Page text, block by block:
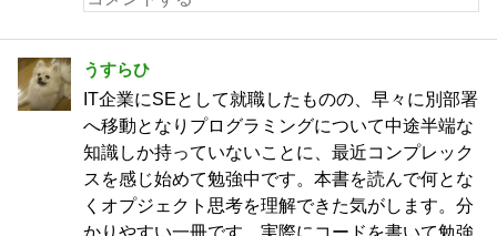
うすらひ
IT企業にSEとして就職したものの、早々に別部署
へ移動となりプログラミングについて中途半端な
知識しか持っていないことに、最近コンプレック
スを感じ始めて勉強中です。本書を読んで何とな
くオプジェクト思考を理解できた気がします。分
かりやすい一冊です。実際にコードを書いて勉強